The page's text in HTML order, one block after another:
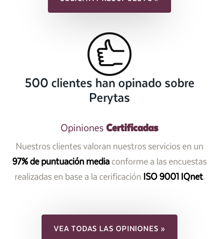
500 clientes han opinado sobre
Perytas
Opiniones Certificadas
Nuestros clientes valoran nuestros servicios en un
97% de puntuación mediaconforme a las encuestas
realizadas en base a la cerificación ISO 9001 IQnet.
VEA TODAS LAS OPINIONES »